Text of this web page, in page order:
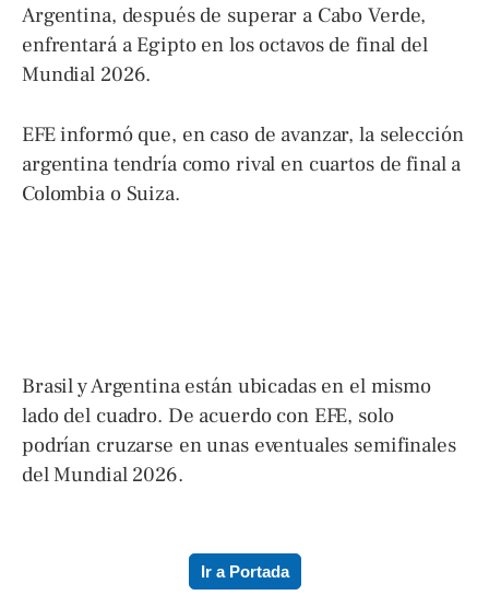
Argentina, después de superar a Cabo Verde,
enfrentará a Egipto en los octavos de final del
Mundial 2026.
EFE informó que, en caso de avanzar, la selección
argentina tendría como rival en cuartos de final a
Colombia o Suiza.
Brasil y Argentina están ubicadas en el mismo
lado del cuadro. De acuerdo con EFE, solo
podrían cruzarse en unas eventuales semifinales
del Mundial 2026.
Ir a Portada